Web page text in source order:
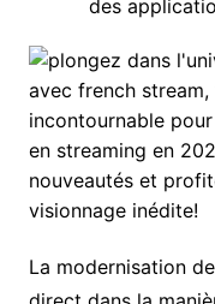
des
La modernisation